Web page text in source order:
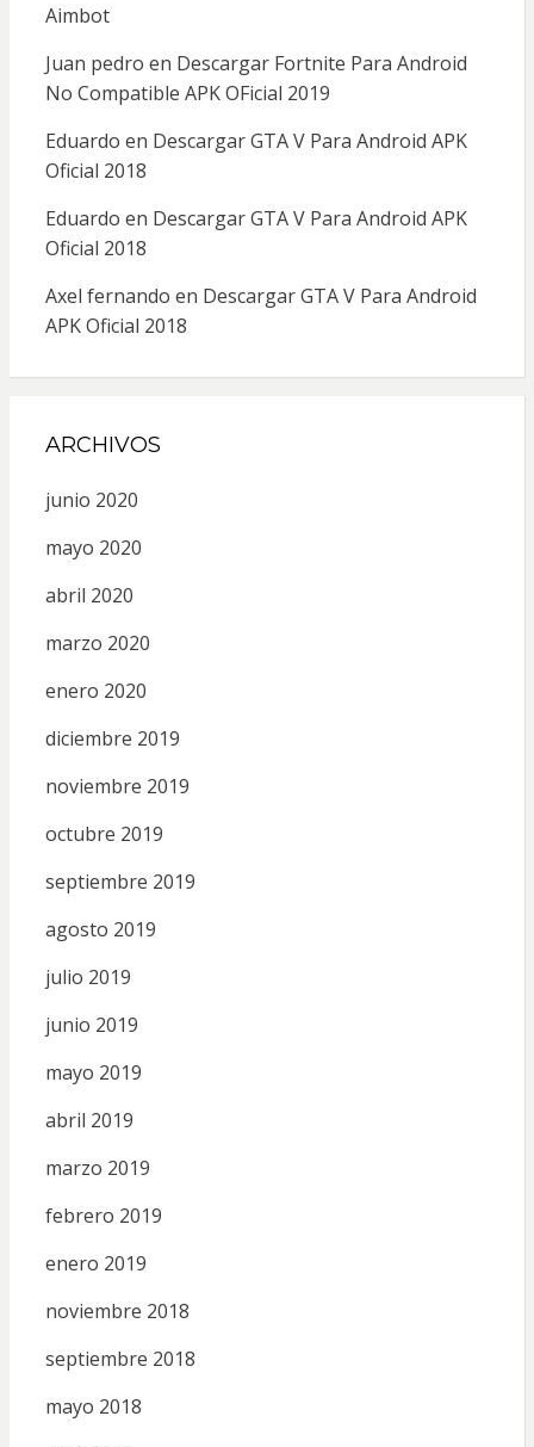
Aimbot
Juan pedro en Descargar Fortnite Para Android
No Compatible APK OFicial 2019
Eduardo en Descargar GTA V Para Android APK
Oficial 2018
Eduardo en Descargar GTA V Para Android APK
Oficial 2018
Axel fernando en Descargar GTA V Para Android
APK Oficial 2018
ARCHIVOS
junio 2020
mayo 2020
abril 2020
marzo 2020
enero 2020
diciembre 2019
noviembre 2019
octubre 2019
septiembre 2019
agosto 2019
julio 2019
junio 2019
mayo 2019
abril 2019
marzo 2019
febrero 2019
enero 2019
noviembre 2018
septiembre 2018
mayo 2018